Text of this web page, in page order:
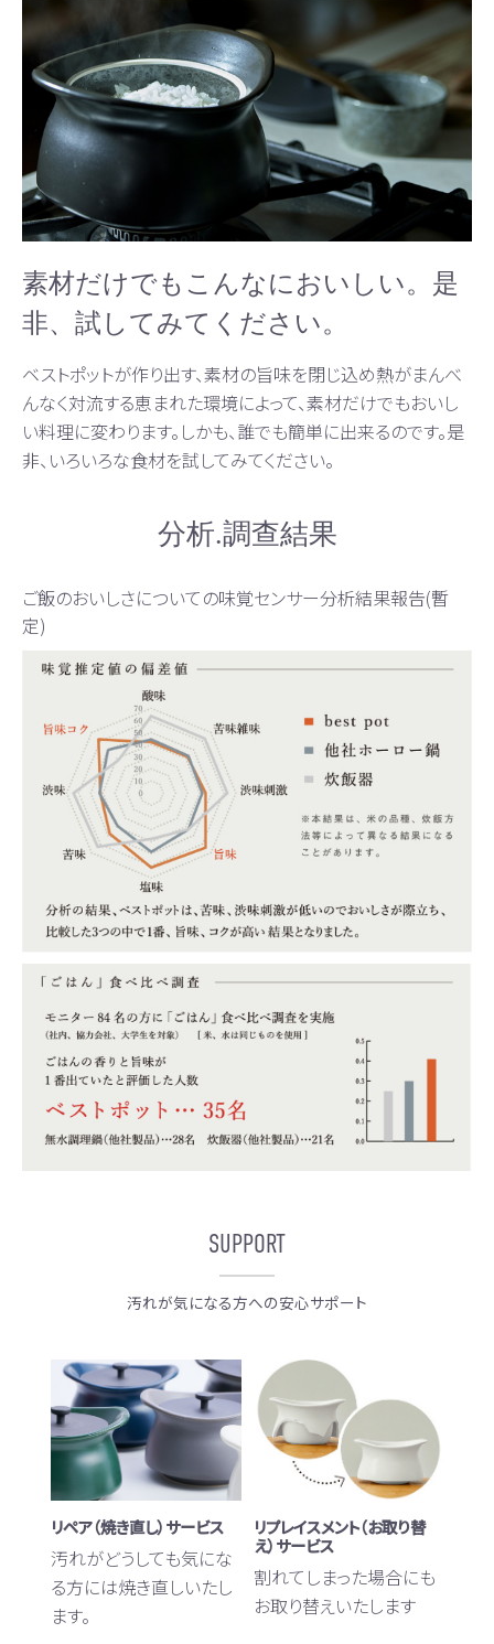
素材だけでもこんなにおいしい。是
非、試してみてください。
ベストポットが作り出す、素材の旨味を閉じ込め熱がまんべ
んなく対流する恵まれた環境によって、素材だけでもおいし
い料理に変わります。しかも、誰でも簡単に出来るのです。是
非、いろいろな食材を試してみてください。
分析.調查結果
ご飯のおいしさについての味覚センサー分析結果報告(暫
定)
SUPPORT
汚れが気になる方への安心サポート
リペア（焼き直し）サービス
汚れがどうしても気にな
る方には焼き直しいたし
ます。
リプレイスメント（お取り替
え）サービス
割れてしまった場合にも
お取り替えいたします